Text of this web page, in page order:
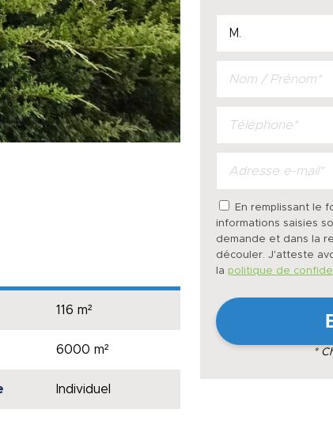
116 m²
6000 m²
Individuel
En remplissant le
informations saisies
demande et dans la
découler. J'atteste
la politique de
*